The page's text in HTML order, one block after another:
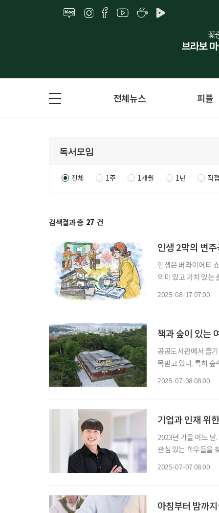
전체뉴스 피플
전체 1주 1개월 1년 직
검색결과 총 27 건
인생 2막의 변주
인생은 버라이어티
의미 있고 가치 있는
2025-08-17 07:00
책과 숲이 있는
공공도서관에서 즐
목받고 있다. 특히 숲
2025-07-08 08:00
기업과 인재 위
2023년 가을 어느 날
관심 있는 학우들을
2025-07-07 08:00
아침부터 밤까